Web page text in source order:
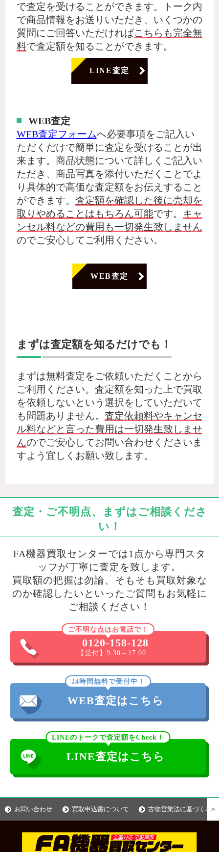
で査定を受けることができます。トーク内
で商品情報をお送りいただき、いくつかの
質問にご回答いただければこちらも完全無
料で査定額を知ることができます。
LINE査定
WEB査定
WEB査定フォームへ必要事項をご記入い
ただくだけで簡単に査定を受けることが出
来ます。商品状態について詳しくご記入い
ただき、商品写真を添付いただくことでよ
り具体的で高価な査定額をお伝えすること
ができます。 査定額を確認した後に売却を
取りやめることはもちろん可能です。
キャ
ンセル料などの費用も一切発生致しません
のでご安心してご利用ください。
WEB査定
まずは査定額を知るだけでも！
まずは無料査定をご依頼いただくことから
ご利用ください。査定額を知った上で買取
を依頼しないという選択をしていただいて
も問題ありません。 査定依頼料やキャンセ
ル料などと言った費用は一切発生致しませ
んのでご安心してお問い合わせくださいま
すよう宜しくお願い致します。
査定・ご不明点、まずはご相談くださ
い！
FA機器買取センターでは1点から専門スタ
ッフが丁寧に査定を致します。
買取額の把握は勿論、そもそも買取対象な
のか確認したいといったご質問もお気軽に
ご相談ください！
ご不明な点はお電話で！
0120-158-128
【受付】9:30～17:00
24時間無料で受付中！
WEB査定はこちら
LINEのトークで査定額をCheck！
LINE査定はこちら
お問い合わせ 買取申込書について 古物営業法に基づく表示
＞